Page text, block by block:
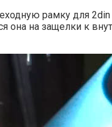
рамку для
она на защелки к